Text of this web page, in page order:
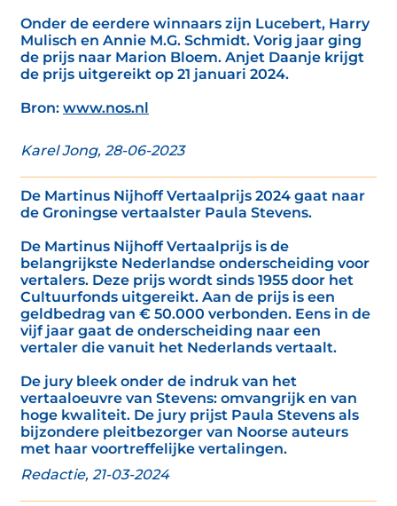
Onder de eerdere winnaars zijn Lucebert, Harry
Mulisch en Annie M.G. Schmidt. Vorig jaar ging
de prijs naar Marion Bloem. Anjet Daanje krijgt
de prijs uitgereikt op 21 januari 2024.
Bron: www.nos.nl
Karel Jong, 28-06-2023
De Martinus Nijhoff Vertaalprijs 2024 gaat naar
de Groningse vertaalster Paula Stevens.
De Martinus Nijhoff Vertaalprijs is de
belangrijkste Nederlandse onderscheiding voor
vertalers. Deze prijs wordt sinds 1955 door het
Cultuurfonds uitgereikt. Aan de prijs is een
geldbedrag van € 50.000 verbonden. Eens in de
vijf jaar gaat de onderscheiding naar een
vertaler die vanuit het Nederlands vertaalt.
De jury bleek onder de indruk van het
vertaaloeuvre van Stevens: omvangrijk en van
hoge kwaliteit. De jury prijst Paula Stevens als
bijzondere pleitbezorger van Noorse auteurs
met haar voortreffelijke vertalingen.
Redactie, 21-03-2024